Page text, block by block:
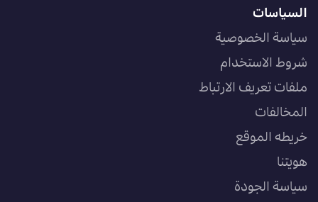
السياسات
سياسة الخصوصية
شروط الاستخدام
ملفات تعريف الارتباط
المخالفات
خريطه الموقع
هويتنا
سياسة الجودة